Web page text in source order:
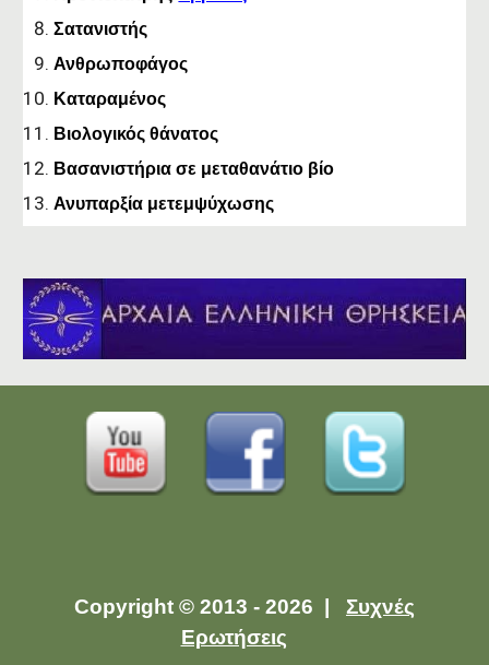
Σατανιστής
Ανθρωποφάγος
Καταραμένος
Βιολογικός θάνατος
Βασανιστήρια σε μεταθανάτιο βίο
Ανυπαρξία μετεμψύχωσης
Copyright © 2013 - 2026 | Συχνές
Ερωτήσεις